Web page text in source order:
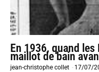
En 1936, quand
maillot de bain
jean-christophe collet - 17/07/